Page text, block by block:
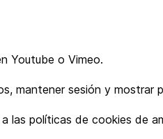
Youtube o Vimeo.
mantener sesión y mostrar
las políticas de cookies de